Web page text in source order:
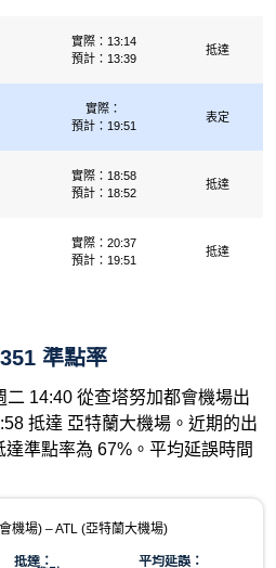
實際：13:14
預計：13:39
抵達
實際：
預計：19:51
表定
實際：18:58
預計：18:52
抵達
實際：20:37
預計：19:51
抵達
準點率
14:40 從查塔努加都會機場出
抵達 亞特蘭大機場。近期的出
準點率為 67%。平均延誤時間
機場) – ATL (亞特蘭大機場)
抵達：
平均延誤：